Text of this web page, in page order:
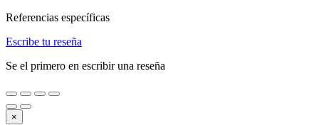
Referencias específicas
Escribe tu reseña
Se el primero en escribir una reseña
×